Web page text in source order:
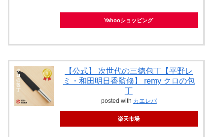
Yahooショッピング
【公式】 次世代の三徳包丁【平野レ
ミ・和田明日香監修】 remy クロの包
丁
posted with カエレバ
楽天市場